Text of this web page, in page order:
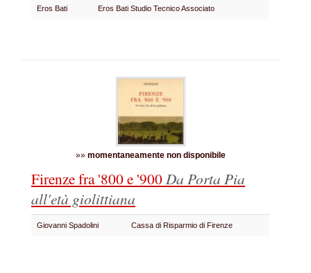
Eros Bati Eros Bati Studio Tecnico Associato
»» momentaneamente non disponibile
Firenze fra '800 e '900Da Porta Pia
all'età giolittiana
Giovanni Spadolini Cassa di Risparmio di Firenze